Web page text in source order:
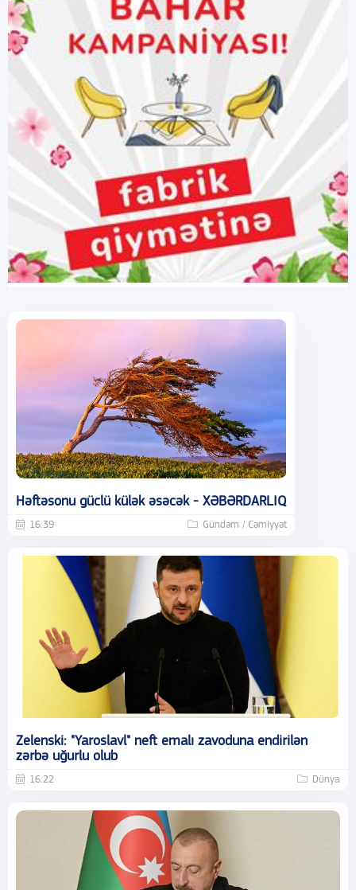
Həftəsonu güclü külək əsəcək - XƏBƏRDARLIQ
16:39 Gündəm / Cəmiyyət
Zelenski: "Yaroslavl" neft emalı zavoduna endirilən
zərbə uğurlu olub
16:22 Dünya